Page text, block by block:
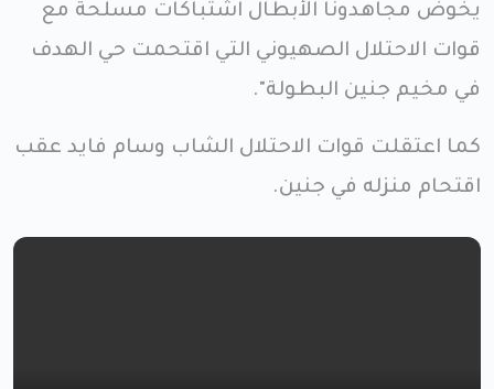
يخوض مجاهدونا الأبطال اشتباكات مسلحة مع
قوات الاحتلال الصهيوني التي اقتحمت حي الهدف
في مخيم جنين البطولة".
كما اعتقلت قوات الاحتلال الشاب وسام فايد عقب
اقتحام منزله في جنين.